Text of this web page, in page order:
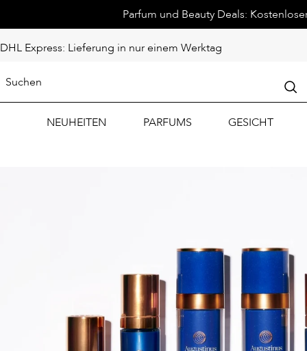
Parfum und Beauty Deals:
DHL Express: Lieferung in nur einem Werktag
NEUHEITEN PARFUMS GESICHT